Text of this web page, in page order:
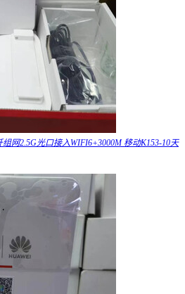
网2.5G光口接入WIFI6+3000M 移动K153-10天